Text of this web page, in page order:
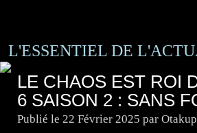
L'ESSENTIEL DE
LE CHAOS EST ROI
6 SAISON 2 : SANS
Publié le 22 Février 2025 par